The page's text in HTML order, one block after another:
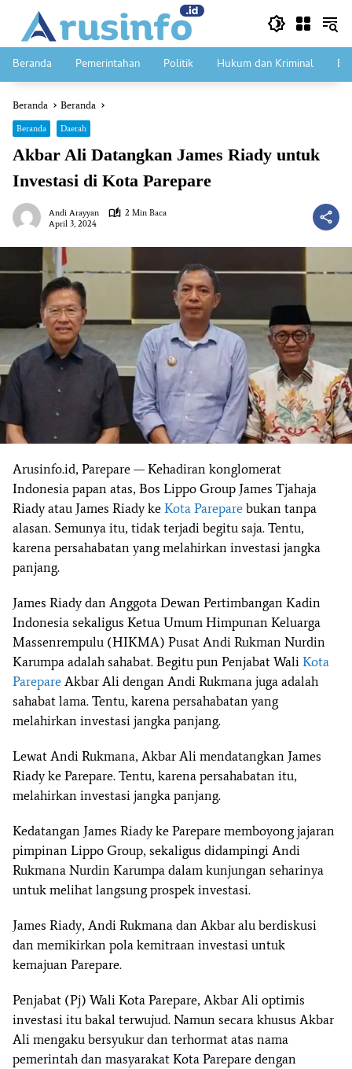
konten
Beranda Pemerintahan Politik Hukum dan Kriminal
Beranda Beranda
Beranda Daerah
Akbar Ali Datangkan James Riady untuk
Investasi di Kota Parepare
Andi Arayyan
2 Min Baca
April 3, 2024
Arusinfo.id, Parepare — Kehadiran konglomerat
Indonesia papan atas, Bos Lippo Group James Tjahaja
Riady atau James Riady ke Kota Parepare bukan tanpa
alasan. Semunya itu, tidak terjadi begitu saja. Tentu,
karena persahabatan yang melahirkan investasi jangka
panjang.
James Riady dan Anggota Dewan Pertimbangan Kadin
Indonesia sekaligus Ketua Umum Himpunan Keluarga
Massenrempulu (HIKMA) Pusat Andi Rukman Nurdin
Karumpa adalah sahabat. Begitu pun Penjabat Wali Kota
Parepare Akbar Ali dengan Andi Rukmana juga adalah
sahabat lama. Tentu, karena persahabatan yang
melahirkan investasi jangka panjang.
Lewat Andi Rukmana, Akbar Ali mendatangkan James
Riady ke Parepare. Tentu, karena persahabatan itu,
melahirkan investasi jangka panjang.
Kedatangan James Riady ke Parepare memboyong jajaran
pimpinan Lippo Group, sekaligus didampingi Andi
Rukmana Nurdin Karumpa dalam kunjungan seharinya
untuk melihat langsung prospek investasi.
James Riady, Andi Rukmana dan Akbar alu berdiskusi
dan memikirkan pola kemitraan investasi untuk
kemajuan Parepare.
Penjabat (Pj) Wali Kota Parepare, Akbar Ali optimis
investasi itu bakal terwujud. Namun secara khusus Akbar
Ali mengaku bersyukur dan terhormat atas nama
pemerintah dan masyarakat Kota Parepare dengan